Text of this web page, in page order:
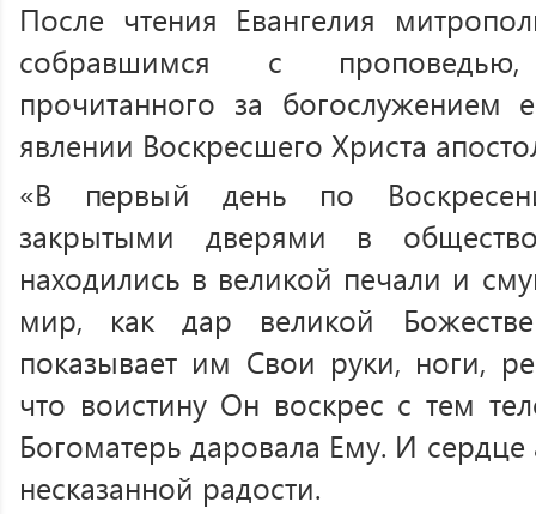
После чтения Евангелия
собравшимся с
прочитанного за богослужением
явлении Воскресшего Христа
«В первый день по
закрытыми дверями в
находились в великой печали и
мир, как дар великой
показывает им Свои руки, ноги,
что воистину Он воскрес с тем
Богоматерь даровала Ему. И
несказанной радости.